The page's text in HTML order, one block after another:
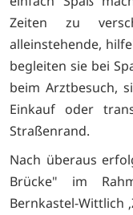
Zeiten zu
alleinstehende,
begleiten sie bei
beim Arztbesuch,
Einkauf oder
Straßenrand.
Nach überaus
Brücke" im
Bernkastel-Wittlich